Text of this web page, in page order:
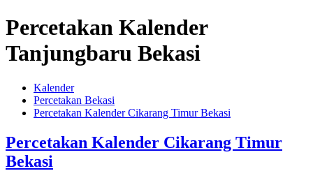
Percetakan Kalender
Tanjungbaru Bekasi
Kalender
Percetakan Bekasi
Percetakan Kalender Cikarang Timur Bekasi
Percetakan Kalender Cikarang Timur
Bekasi